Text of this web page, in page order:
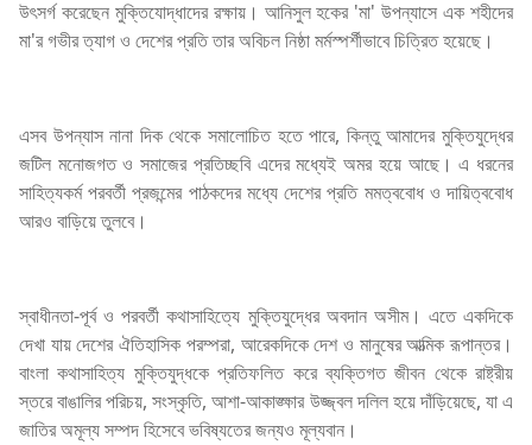
উৎসর্গ করেছেন মুক্তিযোদ্ধাদের রক্ষায়। আনিসুল হকের 'মা' উপন্যাসে এক শহীদের
মা'র গভীর ত্যাগ ও দেশের প্রতি তার অবিচল নিষ্ঠা মর্মস্পর্শীভাবে চিত্রিত হয়েছে।
এসব উপন্যাস নানা দিক থেকে সমালোচিত হতে পারে, কিন্তু আমাদের মুক্তিযুদ্ধের
জটিল মনোজগত ও সমাজের প্রতিচ্ছবি এদের মধ্যেই অমর হয়ে আছে। এ ধরনের
সাহিত্যকর্ম পরবর্তী প্রজন্মের পাঠকদের মধ্যে দেশের প্রতি মমত্ববোধ ও দায়িত্ববোধ
আরও বাড়িয়ে তুলবে।
স্বাধীনতা-পূর্ব ও পরবর্তী কথাসাহিত্যে মুক্তিযুদ্ধের অবদান অসীম। এতে একদিকে
দেখা যায় দেশের ঐতিহাসিক পরম্পরা, আরেকদিকে দেশ ও মানুষের আত্মিক রূপান্তর।
বাংলা কথাসাহিত্য মুক্তিযুদ্ধকে প্রতিফলিত করে ব্যক্তিগত জীবন থেকে রাষ্ট্রীয়
স্তরে বাঙালির পরিচয়, সংস্কৃতি, আশা-আকাঙ্ক্ষার উজ্জ্বল দলিল হয়ে দাঁড়িয়েছে, যা এ
জাতির অমূল্য সম্পদ হিসেবে ভবিষ্যতের জন্যও মূল্যবান।